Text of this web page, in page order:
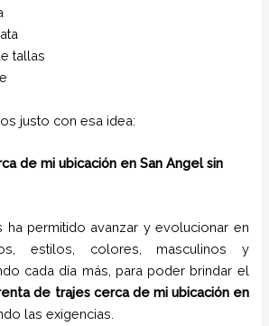
tallas
justo con esa idea:
de mi ubicación en San Angel sin
ha permitido avanzar y evolucionar en
estilos, colores, masculinos y
cada día más, para poder brindar el
de trajes cerca de mi ubicación en
las exigencias.